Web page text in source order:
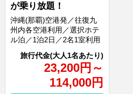
が乗り放題！
23,200円 ～
114,000円
沖縄(那覇)空港発／往復九
州内各空港利用／選択ホテ
ル泊／1泊2日／2名1室利用